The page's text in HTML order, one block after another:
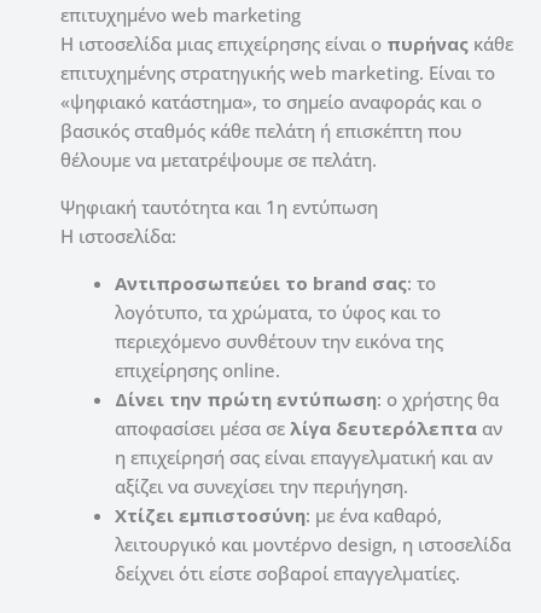
επιτυχημένο web marketing
Η ιστοσελίδα μιας επιχείρησης είναι ο πυρήνας κάθε
επιτυχημένης στρατηγικής web marketing. Είναι το
«ψηφιακό κατάστημα», το σημείο αναφοράς και ο
βασικός σταθμός κάθε πελάτη ή επισκέπτη που
θέλουμε να μετατρέψουμε σε πελάτη.
Ψηφιακή ταυτότητα και 1η εντύπωση
Η ιστοσελίδα:
Αντιπροσωπεύει το brand σας: το
λογότυπο, τα χρώματα, το ύφος και το
περιεχόμενο συνθέτουν την εικόνα της
επιχείρησης online.
Δίνει την πρώτη εντύπωση: ο χρήστης θα
αποφασίσει μέσα σε λίγα δευτερόλεπτα αν
η επιχείρησή σας είναι επαγγελματική και αν
αξίζει να συνεχίσει την περιήγηση.
Χτίζει εμπιστοσύνη: με ένα καθαρό,
λειτουργικό και μοντέρνο design, η ιστοσελίδα
δείχνει ότι είστε σοβαροί επαγγελματίες.